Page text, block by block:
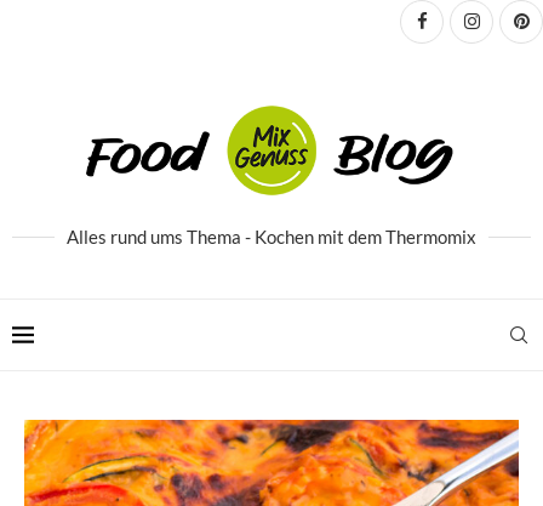
Alles rund ums Thema - Kochen mit dem Thermomix